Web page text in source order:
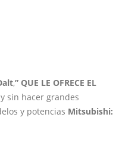
,” QUE LE OFRECE EL
sin hacer grandes
y potencias Mitsubishi: